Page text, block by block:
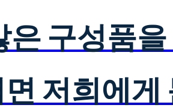
은 구성품
저희에게